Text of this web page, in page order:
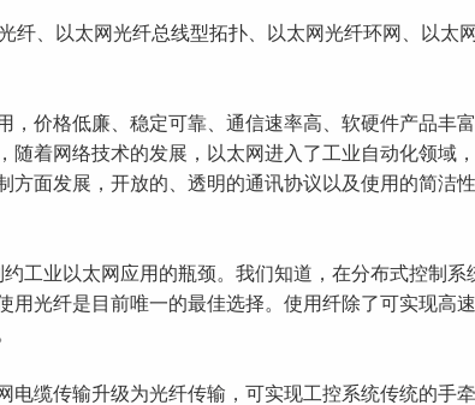
纤、以太网光纤总线型拓扑、以太网光纤环网、以太
，价格低廉、稳定可靠、通信速率高、软硬件产品丰
随着网络技术的发展，以太网进入了工业自动化领域
方面发展，开放的、透明的通讯协议以及使用的简洁
工业以太网应用的瓶颈。我们知道，在分布式控制
用光纤是目前唯一的最佳选择。使用纤除了可实现高
缆传输升级为光纤传输，可实现工控系统传统的手